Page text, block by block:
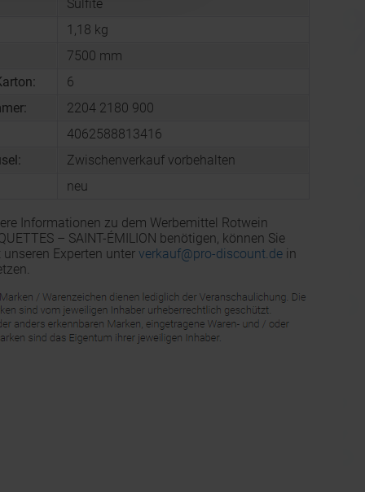
Sulfite
1,18 kg
7500 mm
6
2204 2180 900
4062588813416
Zwischenverkauf vorbehalten
neu
Informationen zu dem Werbemittel Rotwein
– SAINT-ÉMILION benötigen, können Sie
Experten unter verkauf@pro-discount.dein